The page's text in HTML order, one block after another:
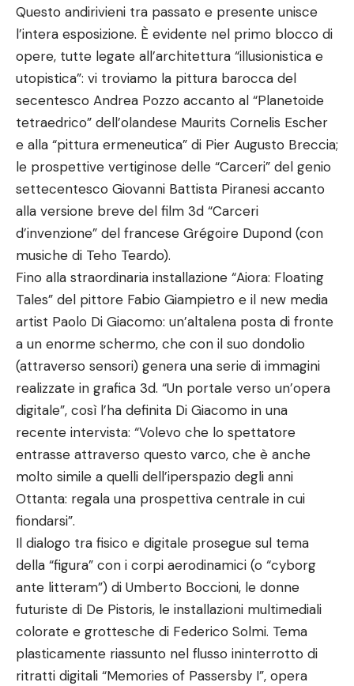
Questo andirivieni tra passato e presente unisce
l’intera esposizione. È evidente nel primo blocco di
opere, tutte legate all’architettura “illusionistica e
utopistica”: vi troviamo la pittura barocca del
secentesco Andrea Pozzo accanto al “Planetoide
tetraedrico” dell’olandese Maurits Cornelis Escher
e alla “pittura ermeneutica” di Pier Augusto Breccia;
le prospettive vertiginose delle “Carceri” del genio
settecentesco Giovanni Battista Piranesi accanto
alla versione breve del film 3d “Carceri
d’invenzione” del francese Grégoire Dupond (con
musiche di Teho Teardo).
Fino alla straordinaria installazione “Aiora: Floating
Tales” del pittore Fabio Giampietro e il new media
artist Paolo Di Giacomo: un’altalena posta di fronte
a un enorme schermo, che con il suo dondolio
(attraverso sensori) genera una serie di immagini
realizzate in grafica 3d. “Un portale verso un’opera
digitale”, così l’ha definita Di Giacomo in una
recente intervista: “Volevo che lo spettatore
entrasse attraverso questo varco, che è anche
molto simile a quelli dell’iperspazio degli anni
Ottanta: regala una prospettiva centrale in cui
fiondarsi”.
Il dialogo tra fisico e digitale prosegue sul tema
della “figura” con i corpi aerodinamici (o “cyborg
ante litteram”) di Umberto Boccioni, le donne
futuriste di De Pistoris, le installazioni multimediali
colorate e grottesche di Federico Solmi. Tema
plasticamente riassunto nel flusso ininterrotto di
ritratti digitali “Memories of Passersby I”, opera